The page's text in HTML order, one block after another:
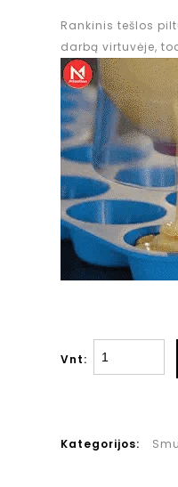
Rankinis tešlos
darbą virtuvėje,
Vnt:
Kategorijos: